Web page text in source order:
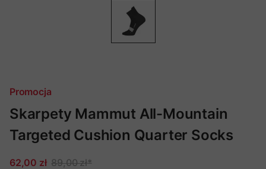
Promocja
Skarpety Mammut All-Mountain
Targeted Cushion Quarter Socks
62,00 zł 89,00 zł*